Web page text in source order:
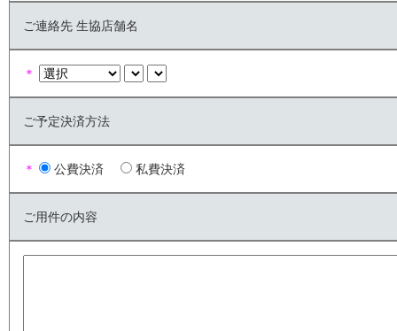
ご連絡先 生協店舗名
＊
ご予定決済方法
＊ 公費決済 私費決済
ご用件の内容